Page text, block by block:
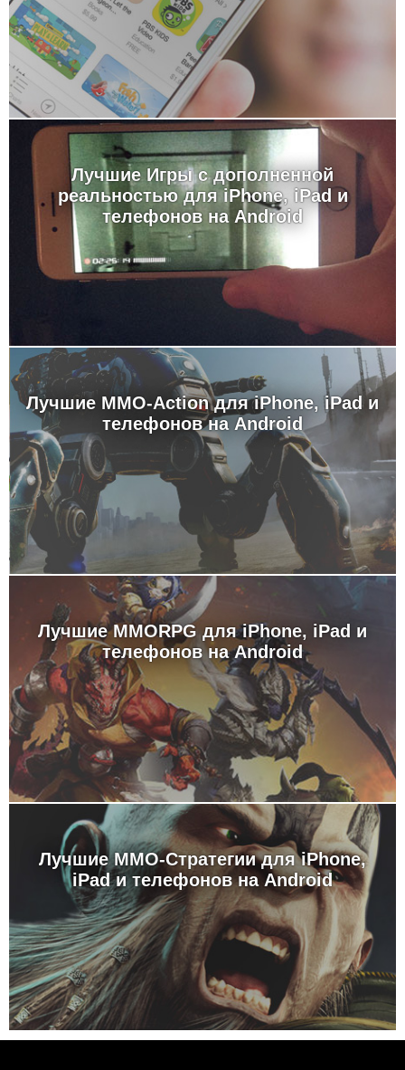
Лучшие Игры с дополненной
реальностью для iPhone, iPad и
телефонов на Android
Лучшие MMO-Action для iPhone, iPad и
телефонов на Android
Лучшие MMORPG для iPhone, iPad и
телефонов на Android
Лучшие MMO-Стратегии для iPhone,
iPad и телефонов на Android